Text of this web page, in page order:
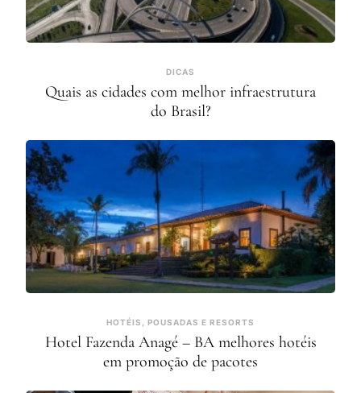
DICAS
Quais as cidades com melhor infraestrutura
do Brasil?
HOTÉIS, POUSADAS E RESORTS
Hotel Fazenda Anagé – BA melhores hotéis
em promoção de pacotes